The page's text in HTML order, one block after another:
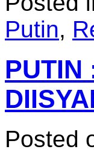
Putin,
PUTIN
Posted